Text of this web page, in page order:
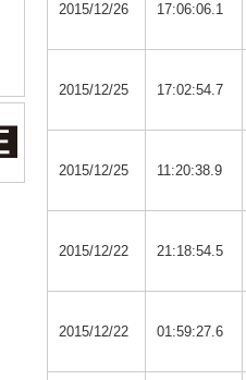
2015/12/26 17:06:06.1
2015/12/25 17:02:54.7
2015/12/25 11:20:38.9
2015/12/22 21:18:54.5
2015/12/22 01:59:27.6